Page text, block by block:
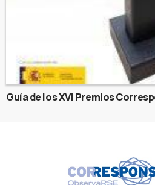
Guía de los XVI Premios